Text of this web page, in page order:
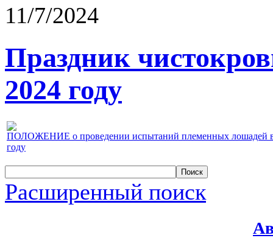
11/7/2024
Праздник
2024 году
ПОЛОЖЕНИЕ о проведении испытаний племенных лошадей
году
Расширенный поиск